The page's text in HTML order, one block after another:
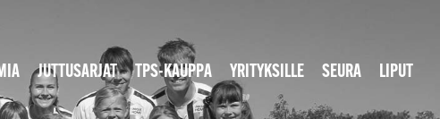
JUTTUSARJAT TPS-KAUPPA YRITYKSILLE SEURA LIPUT